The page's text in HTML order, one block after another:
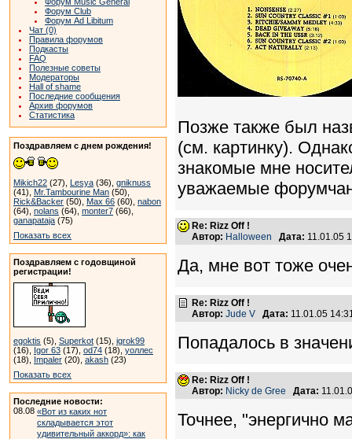
Форум Club
Форум Ad Libitum
Чат (0)
Правила форумов
Подкасты
FAQ
Полезные советы
Модераторы
Hall of shame
Последние сообщения
Архив форумов
Статистика
Поздравляем с днем рождения!
Mikich22 (27), Lesya (36), gniknuss
(41), Mr.Tambourine Man (50),
Rick&Backer (50), Max 66 (60), nabon
(64), nolans (64), monter7 (66),
ganapataja (75)
Показать всех
Поздравляем с годовщиной
регистрации!
egoktis (5), Superkot (15), igrok99
(16), Igor 63 (17), od74 (18), уоллес
(18), Impaler (20), akash (23)
Показать всех
Последние новости:
08.08 «Вот из каких нот
складывается этот
удивительный аккорд»: как
Позже также был
(см. картинку).
знакомые мне
уважаемые
Re: Rizz Off !
Автор: Halloween Дата: 11.01.05
Да, мне вот тоже
Re: Rizz Off !
Автор: Jude V Дата: 11.01.05
Попадалось в
Re: Rizz Off !
Автор: Nicky de Gree Дата:
Точнее, "энергично